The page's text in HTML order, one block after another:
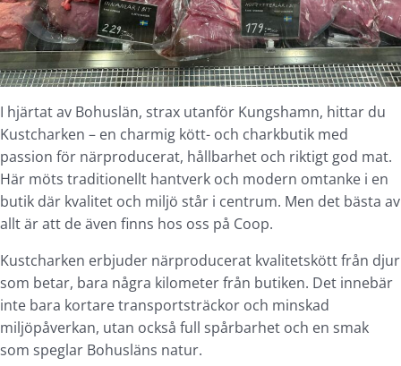
I hjärtat av Bohuslän, strax utanför Kungshamn, hittar du
Kustcharken – en charmig kött- och charkbutik med
passion för närproducerat, hållbarhet och riktigt god mat.
Här möts traditionellt hantverk och modern omtanke i en
butik där kvalitet och miljö står i centrum. Men det bästa av
allt är att de även finns hos oss på Coop.
Kustcharken erbjuder närproducerat kvalitetskött från djur
som betar, bara några kilometer från butiken. Det innebär
inte bara kortare transportsträckor och minskad
miljöpåverkan, utan också full spårbarhet och en smak
som speglar Bohusläns natur.